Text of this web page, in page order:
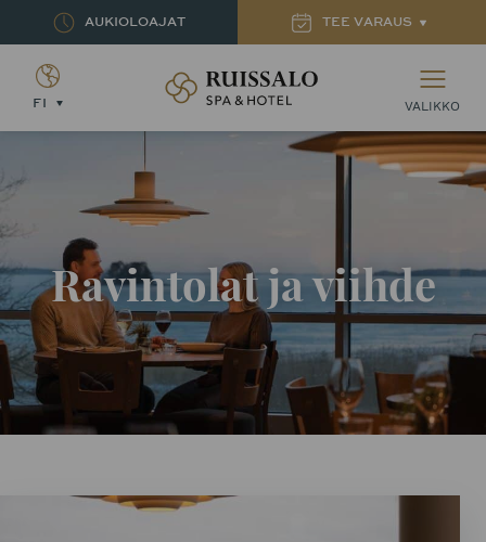
FI
Ruissalon Kylpylä – Ruissalo Spa Hotel
VALIKKO
AUKIOLOAJAT TEE VARAUS
Ravintolat ja viihde